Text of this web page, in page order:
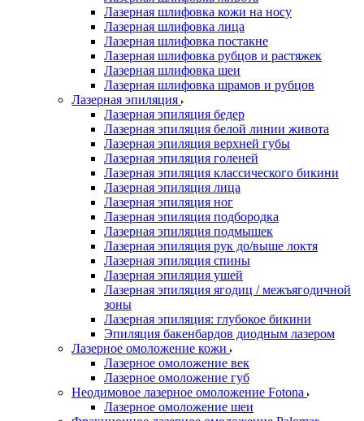
Лазерная шлифовка кожи на носу
Лазерная шлифовка лица
Лазерная шлифовка постакне
Лазерная шлифовка рубцов и растяжек
Лазерная шлифовка шеи
Лазерная шлифовка шрамов и рубцов
Лазерная эпиляция
Лазерная эпиляция бедер
Лазерная эпиляция белой линии живота
Лазерная эпиляция верхней губы
Лазерная эпиляция голеней
Лазерная эпиляция классического бикини
Лазерная эпиляция лица
Лазерная эпиляция ног
Лазерная эпиляция подбородка
Лазерная эпиляция подмышек
Лазерная эпиляция рук до/выше локтя
Лазерная эпиляция спины
Лазерная эпиляция ушей
Лазерная эпиляция ягодиц / межъягодичной
зоны
Лазерная эпиляция: глубокое бикини
Эпиляция бакенбардов диодным лазером
Лазерное омоложение кожи
Лазерное омоложение век
Лазерное омоложение губ
Неодимовое лазерное омоложение Fotona
Лазерное омоложение шеи